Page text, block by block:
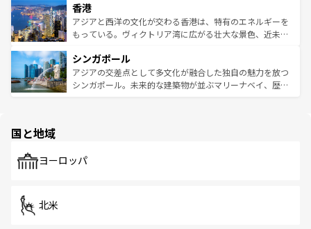
とつ。フォーやバインミー、ベトナムコーヒーなどは、ぜ
ひ現地で味わいたい。どの地域を訪れてもあたたかい人々
が旅行者を迎えてくれるので、きっと忘れられない旅にな
参照してほしい。
の活気が交差している。北部ではチェンマイなどの山岳地
帯で自然と触れ合い、南部ではプーケットやクラビの美し
いビーチでリゾート気分を楽しむことができる。タイ料理
激する。気候は一年中温暖で、どの季節にも異なる楽しみ
が待っている。親しみやすいタイの人々、仏教を中心とし
た文化、そして多様な観光資源が、訪れる旅人を魅了し続
香港
アジアと西洋の文化が交わる香港は、特有のエネルギーを
もっている。ヴィクトリア湾に広がる壮大な景色、近未来
み、どこを訪れても感動するはず。観光スポットが密集し
ており、効率よく見どころを回れるのも魅力。息をのむよ
うな絶景から文化的な体験まで、香港を存分に楽しみ尽く
シンガポール
アジアの交差点として多文化が融合した独自の魅力を放つ
シンガポール。未来的な建築物が並ぶマリーナベイ、歴史
で、ホーカーズは地元の風情を楽しめる外せないスポット
国と地域
ヨーロッパ
北米